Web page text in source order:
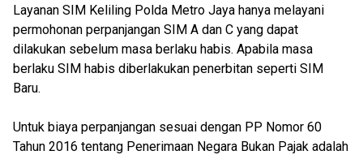
Layanan SIM Keliling Polda Metro Jaya hanya melayani
permohonan perpanjangan SIM A dan C yang dapat
dilakukan sebelum masa berlaku habis. Apabila masa
berlaku SIM habis diberlakukan penerbitan seperti SIM
Baru.
Untuk biaya perpanjangan sesuai dengan PP Nomor 60
Tahun 2016 tentang Penerimaan Negara Bukan Pajak adalah